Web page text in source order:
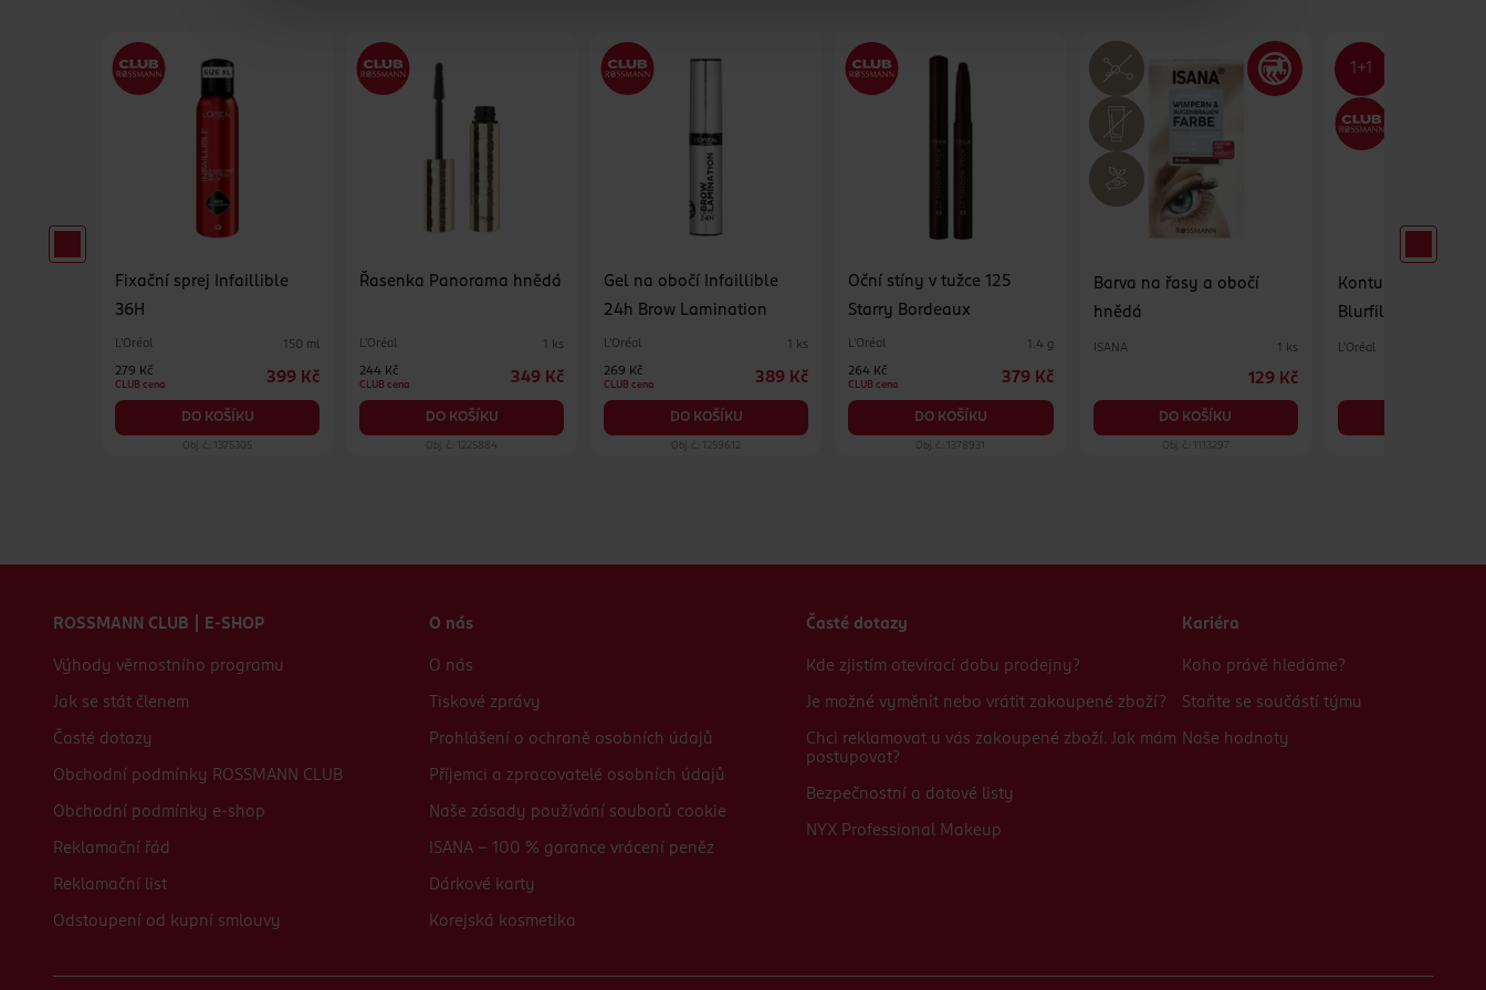
Fixační sprej Infaillible
36H
L'Oréal 150 ml
279 Kč
CLUB cena 399 Kč
DO KOŠÍKU
Řasenka Panorama hnědá
L'Oréal 1 ks
244 Kč
CLUB cena 349 Kč
DO KOŠÍKU
Obj. č.: 1225884
Gel na obočí Infaillible
24h Brow Lamination
L'Oréal 1 ks
269 Kč
CLUB cena 389 Kč
DO KOŠÍKU
Obj. č.: 1259612
Oční stíny v tužce 125
Starry Bordeaux
L'Oréal 1.4 g
264 Kč
CLUB cena 379 Kč
DO KOŠÍKU
Obj. č.: 1378931
Barva na řasy a obočí
hnědá
ISANA 1 ks
129 Kč
DO KOŠÍKU
Obj. č.: 1113297
Konturovací tužka
Blurfiller 601
L'Oréal
ROSSMANN CLUB | E-SHOP
Výhody věrnostního programu
Jak se stát členem
Časté dotazy
Obchodní podmínky ROSSMANN CLUB
Obchodní podmínky e-shop
Reklamační řád
Reklamační list
Odstoupení od kupní smlouvy
O nás
O nás
Tiskové zprávy
Prohlášení o ochraně osobních údajů
Příjemci a zpracovatelé osobních údajů
Naše zásady používání souborů cookie
ISANA - 100 % garance vrácení peněz
Dárkové karty
Korejská kosmetika
Časté dotazy
Kde zjistím otevírací dobu prodejny?
Je možné vyměnit nebo vrátit zakoupené zboží?
Chci reklamovat u vás zakoupené zboží. Jak mám
postupovat?
Bezpečnostní a datové listy
NYX Professional Makeup
Kariéra
Koho právě hledáme?
Staňte se součástí týmu
Naše hodnoty